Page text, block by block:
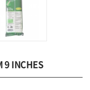
9 INCHES